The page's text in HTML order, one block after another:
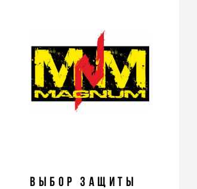
Выбор Защиты